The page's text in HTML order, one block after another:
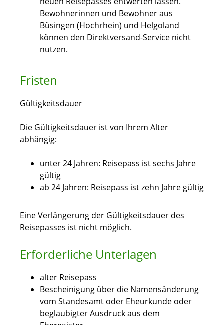
Bewohnerinnen und Bewohner aus
Büsingen (Hochrhein) und Helgoland
können den Direktversand-Service nicht
nutzen.
Fristen
Gültigkeitsdauer
Die Gültigkeitsdauer ist von Ihrem Alter
abhängig:
unter 24 Jahren: Reisepass ist sechs Jahre
gültig
ab 24 Jahren: Reisepass ist zehn Jahre gültig
Eine Verlängerung der Gültigkeitsdauer des
Reisepasses ist nicht möglich.
Erforderliche Unterlagen
alter Reisepass
Bescheinigung über die Namensänderung
vom Standesamt oder Eheurkunde oder
beglaubigter Ausdruck aus dem